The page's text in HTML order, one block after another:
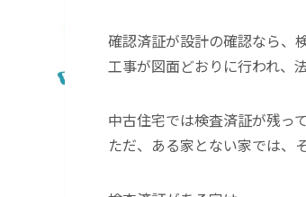
確認済証が設計の確認なら、
工事が図面どおりに行われ、
中古住宅では検査済証が残っ
ただ、ある家とない家では、